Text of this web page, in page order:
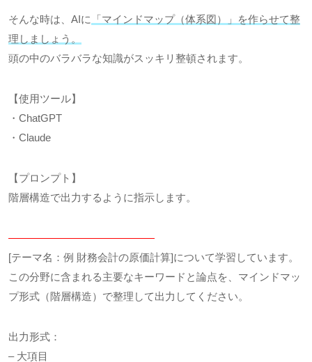
そんな時は、AIに 「マインドマップ（体系図）」を作らせて整
理しましょう。
頭の中のバラバラな知識がスッキリ整頓されます。
【使用ツール】
・ChatGPT
・Claude
【プロンプト】
階層構造で出力するように指示します。
——————————————
[テーマ名：例 財務会計の原価計算]について学習しています。
この分野に含まれる主要なキーワードと論点を、マインドマッ
プ形式（階層構造）で整理して出力してください。
出力形式：
– 大項目